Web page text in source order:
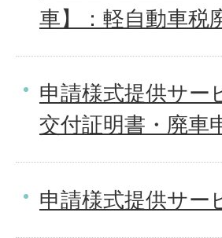
車】：軽自動車税
申請様式提供サー
交付証明書・廃車
申請様式提供サー